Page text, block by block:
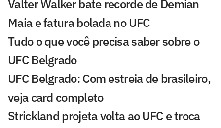
Valter Walker bate recorde de Demian
Maia e fatura bolada no UFC
Tudo o que você precisa saber sobre o
UFC Belgrado
UFC Belgrado: Com estreia de brasileiro,
veja card completo
Strickland projeta volta ao UFC e troca